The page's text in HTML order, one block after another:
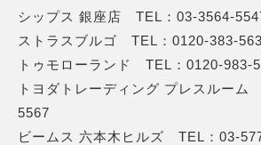
シップス 銀座店 TEL：03-3564-
ストラスブルゴ TEL：0120-383-563
トゥモローランド TEL：0120-983-
トヨダトレーディング プレスルー
5567
ビームス 六本木ヒルズ TEL：03-